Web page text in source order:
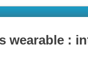
wearable :